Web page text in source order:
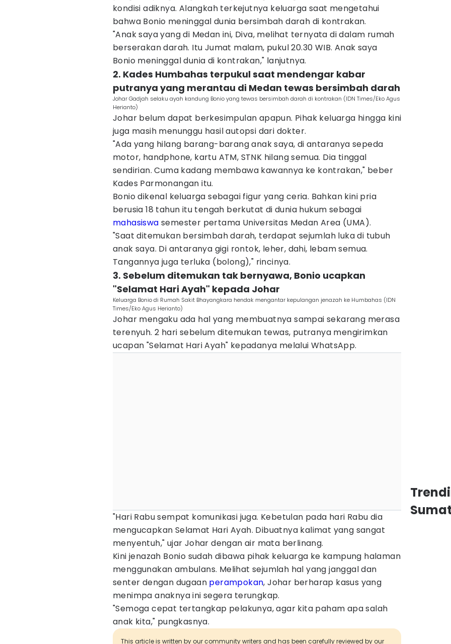
kondisi adiknya. Alangkah terkejutnya keluarga saat mengetahui
bahwa Bonio meninggal dunia bersimbah darah di kontrakan.
"Anak saya yang di Medan ini, Diva, melihat ternyata di dalam rumah
berserakan darah. Itu Jumat malam, pukul 20.30 WIB. Anak saya
Bonio meninggal dunia di kontrakan," lanjutnya.
2. Kades Humbahas terpukul saat mendengar kabar
putranya yang merantau di Medan tewas bersimbah darah
Johar Gadjah selaku ayah kandung Bonio yang tewas bersimbah darah di kontrakan (IDN Times/Eko Agus
Herianto)
Johar belum dapat berkesimpulan apapun. Pihak keluarga hingga kini
juga masih menunggu hasil autopsi dari dokter.
"Ada yang hilang barang-barang anak saya, di antaranya sepeda
motor, handphone, kartu ATM, STNK hilang semua. Dia tinggal
sendirian. Cuma kadang membawa kawannya ke kontrakan," beber
Kades Parmonangan itu.
Bonio dikenal keluarga sebagai figur yang ceria. Bahkan kini pria
berusia 18 tahun itu tengah berkutat di dunia hukum sebagai
mahasiswa semester pertama Universitas Medan Area (UMA).
"Saat ditemukan bersimbah darah, terdapat sejumlah luka di tubuh
anak saya. Di antaranya gigi rontok, leher, dahi, lebam semua.
Tangannya juga terluka (bolong)," rincinya.
3. Sebelum ditemukan tak bernyawa, Bonio ucapkan
"Selamat Hari Ayah" kepada Johar
Keluarga Bonio di Rumah Sakit Bhayangkara hendak mengantar kepulangan jenazah ke Humbahas (IDN
Times/Eko Agus Herianto)
Johar mengaku ada hal yang membuatnya sampai sekarang merasa
terenyuh. 2 hari sebelum ditemukan tewas, putranya mengirimkan
ucapan "Selamat Hari Ayah" kepadanya melalui WhatsApp.
"Hari Rabu sempat komunikasi juga. Kebetulan pada hari Rabu dia
mengucapkan Selamat Hari Ayah. Dibuatnya kalimat yang sangat
menyentuh," ujar Johar dengan air mata berlinang.
Kini jenazah Bonio sudah dibawa pihak keluarga ke kampung halaman
menggunakan ambulans. Melihat sejumlah hal yang janggal dan
senter dengan dugaan perampokan, Johar berharap kasus yang
menimpa anaknya ini segera terungkap.
"Semoga cepat tertangkap pelakunya, agar kita paham apa salah
anak kita," pungkasnya.
This article is written by our community writers and has been carefully reviewed by our